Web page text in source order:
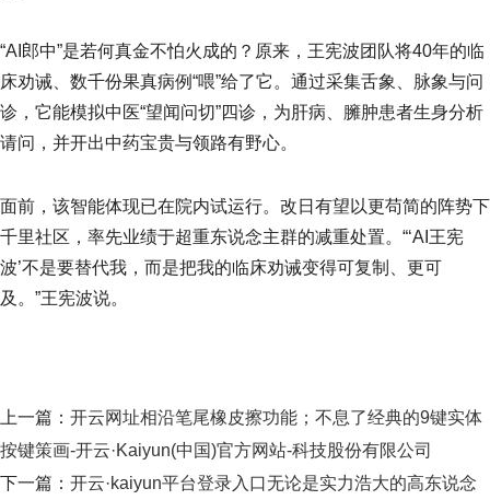
“AI郎中”是若何真金不怕火成的？原来，王宪波团队将40年的临
床劝诫、数千份果真病例“喂”给了它。通过采集舌象、脉象与问
诊，它能模拟中医“望闻问切”四诊，为肝病、臃肿患者生身分析
请问，并开出中药宝贵与领路有野心。
面前，该智能体现已在院内试运行。改日有望以更苟简的阵势下
千里社区，率先业绩于超重东说念主群的减重处置。“‘AI王宪
波’不是要替代我，而是把我的临床劝诫变得可复制、更可
及。”王宪波说。
上一篇： 开云网址相沿笔尾橡皮擦功能；不息了经典的9键实体
按键策画-开云·Kaiyun(中国)官方网站-科技股份有限公司
下一篇： 开云·kaiyun平台登录入口无论是实力浩大的高东说念